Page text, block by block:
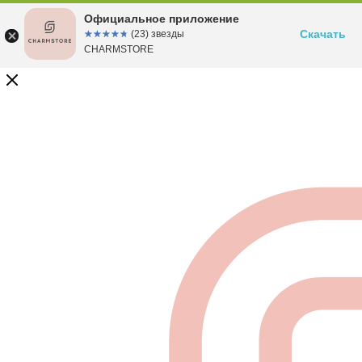
Официальное приложение
☆☆☆☆☆
★★★★★ (23) звезды
CHARMSTORE
Скачать